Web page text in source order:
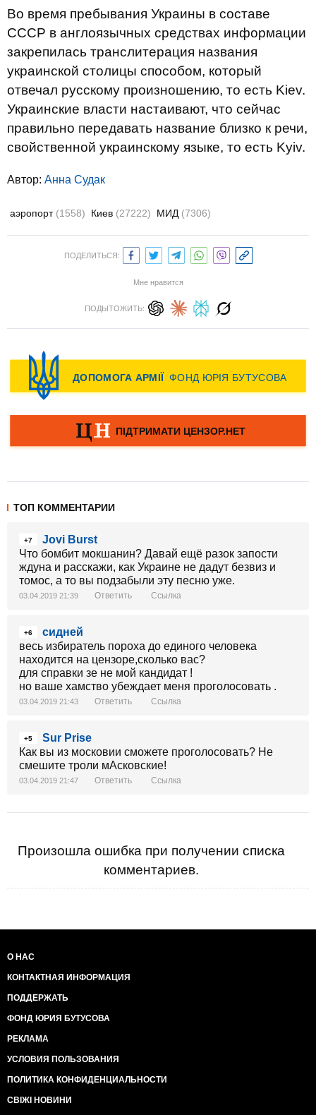
Во время пребывания Украины в составе
СССР в англоязычных средствах информации
закрепилась транслитерация названия
украинской столицы способом, который
отвечал русскому произношению, то есть Kiev.
Украинские власти настаивают, что сейчас
правильно передавать название близко к речи,
свойственной украинскому языке, то есть Kyiv.
Автор: Анна Судак
аэропорт (1558) Киев (27222) МИД (7306)
ПОДЕЛИТЬСЯ:
Мне нравится
ПОДЫТОЖИТЬ:
ТОП КОММЕНТАРИИ
+7
Jovi Burst
Что бомбит мокшанин? Давай ещё разок запости
ждуна и расскажи, как Украине не дадут безвиз и
томос, а то вы подзабыли эту песню уже.
03.04.2019 21:39 Ответить Ссылка
+6
сидней
весь избиратель пороха до единого человека
находится на цензоре,сколько вас?
для справки зе не мой кандидат !
но ваше хамство убеждает меня проголосовать .
03.04.2019 21:43 Ответить Ссылка
+5
Sur Prise
Как вы из московии сможете проголосовать? Не
смешите троли мАсковские!
03.04.2019 21:47 Ответить Ссылка
Произошла ошибка при получении списка
комментариев.
О НАС
КОНТАКТНАЯ ИНФОРМАЦИЯ
ПОДДЕРЖАТЬ
ФОНД ЮРИЯ БУТУСОВА
РЕКЛАМА
УСЛОВИЯ ПОЛЬЗОВАНИЯ
ПОЛИТИКА КОНФИДЕНЦИАЛЬНОСТИ
СВІЖІ НОВИНИ